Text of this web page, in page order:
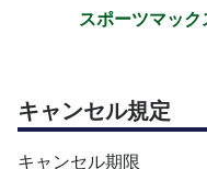
担当コーチ｜上遠野コ
ルに合わせて、丁寧に
スポーツマッ
キャンセル規定
キャンセル期限